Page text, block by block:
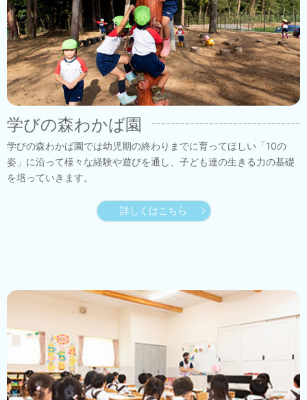
学びの森わかば園
学びの森わかば園では幼児期の終わりまでに育ってほしい「10の
姿」に沿って様々な経験や遊びを通し、子ども達の生きる力の基礎
を培っていきます。
詳しくはこちら